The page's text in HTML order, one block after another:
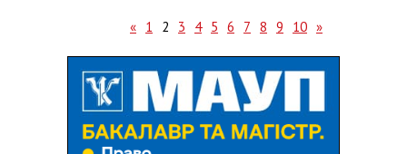
« 1 2 3 4 5 6 7 8 9 10 »